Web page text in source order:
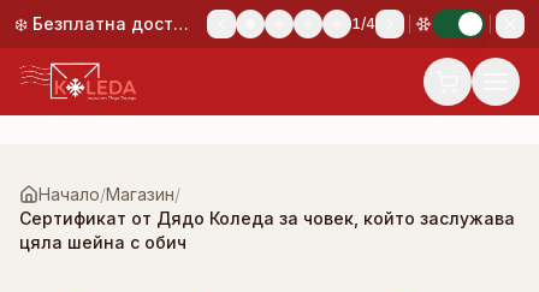
Към основното съдържание
❄️ Безплатна доставка при поръчка над 50,00 €! 1/4
Начало/Магазин/
Сертификат от Дядо Коледа за човек, който заслужава
цяла шейна с обич